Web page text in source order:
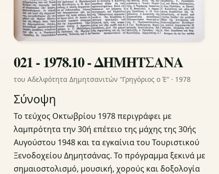
021 - 1978.10 - ΔΗΜΗΤΣΑΝΑ
του Αδελφότητα Δημητσανιτών “Γρηγόριος ο Έ” · 1978
Σύνοψη
Το τεύχος Οκτωβρίου 1978 περιγράφει με
λαμπρότητα την 30ή επέτειο της μάχης της 30ής
Αυγούστου 1948 και τα εγκαίνια του Τουριστικού
Ξενοδοχείου Δημητσάνας. Το πρόγραμμα ξεκινά με
σημαιοστολισμό, μουσική, χορούς και δοξολογία